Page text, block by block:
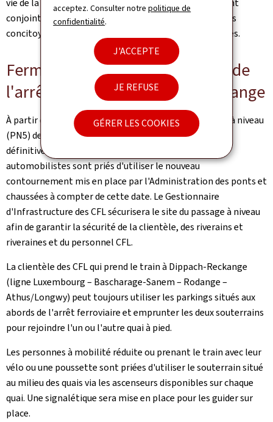
acceptez. Consulter notrepolitique de
confidentialité.
J'ACCEPTE
JE REFUSE
GÉRER LES COOKIES
vie de la population locale. Il illustre notre engagement
conjoint pour des solutions concrètes, au service de nos
concitoyennes et concitoyens", a souligné Yuriko Backes.
Fermeture du passage à niveau de
l'arrêt ferroviaire Dippach-Reckange
À partir du mardi 16 décembre 2025 à 8h00, le passage à niveau
(PN5) de l'arrêt ferroviaire Dippach-Reckange sera
définitivement fermé à la circulation routière. Les
automobilistes sont priés d'utiliser le nouveau
contournement mis en place par l'Administration des ponts et
chaussées à compter de cette date. Le Gestionnaire
d'Infrastructure des CFL sécurisera le site du passage à niveau
afin de garantir la sécurité de la clientèle, des riverains et
riveraines et du personnel CFL.
La clientèle des CFL qui prend le train à Dippach-Reckange
(ligne Luxembourg – Bascharage-Sanem – Rodange –
Athus/Longwy) peut toujours utiliser les parkings situés aux
abords de l'arrêt ferroviaire et emprunter les deux souterrains
pour rejoindre l'un ou l'autre quai à pied.
Les personnes à mobilité réduite ou prenant le train avec leur
vélo ou une poussette sont priées d'utiliser le souterrain situé
au milieu des quais via les ascenseurs disponibles sur chaque
quai. Une signalétique sera mise en place pour les guider sur
place.